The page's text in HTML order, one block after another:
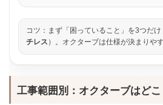
コツ：まず「困っていること」を3つだけ
チレス ）。オクターブは仕様が決まりやす
工事範囲別：オクターブはど